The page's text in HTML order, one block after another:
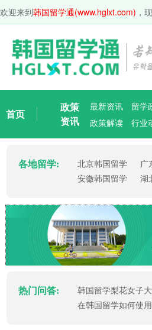
欢迎来到韩国留学通(www.hglxt.com) ，
首页
政策
资讯
最新资讯 留学
政策解读
行业
各地留学: 北京韩国留学 广
安徽韩国留学
湖
热门问答: 韩国留学梨花女子
在韩国留学如何使